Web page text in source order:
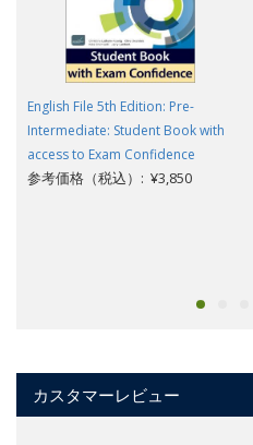
English File 5th Edition: Pre-
Intermediate: Student Book with
access to Exam Confidence
参考価格（税込）: ¥3,850
カスタマーレビュー